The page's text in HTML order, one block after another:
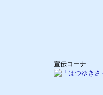
宣伝コーナ